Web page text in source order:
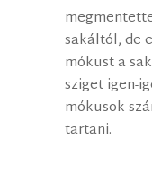
sakáltól, de
mókust a
sziget igen-
mókusok
tartani.